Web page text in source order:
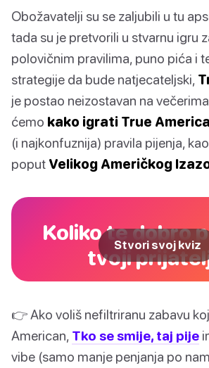
Obožavatelji su se zaljubili u tu
tada su je pretvorili u stvarnu igru
polovičnim pravilima, puno pića i
strategije da bude natjecateljski,
je postao neizostavan na
ćemo kako igrati True
(i najkonfuznija) pravila pijenja,
poput Velikog Američkog
Koliko te dobro
tvojiStvori svoj kviz
👉 Ako voliš nefiltriranu zabavu
American, Tko se smije, taj pije
vibe (samo manje penjanja po